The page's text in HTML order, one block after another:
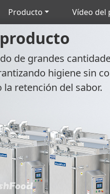
Producto Vídeo del
de grandes
higiene sin
retención del sabor.